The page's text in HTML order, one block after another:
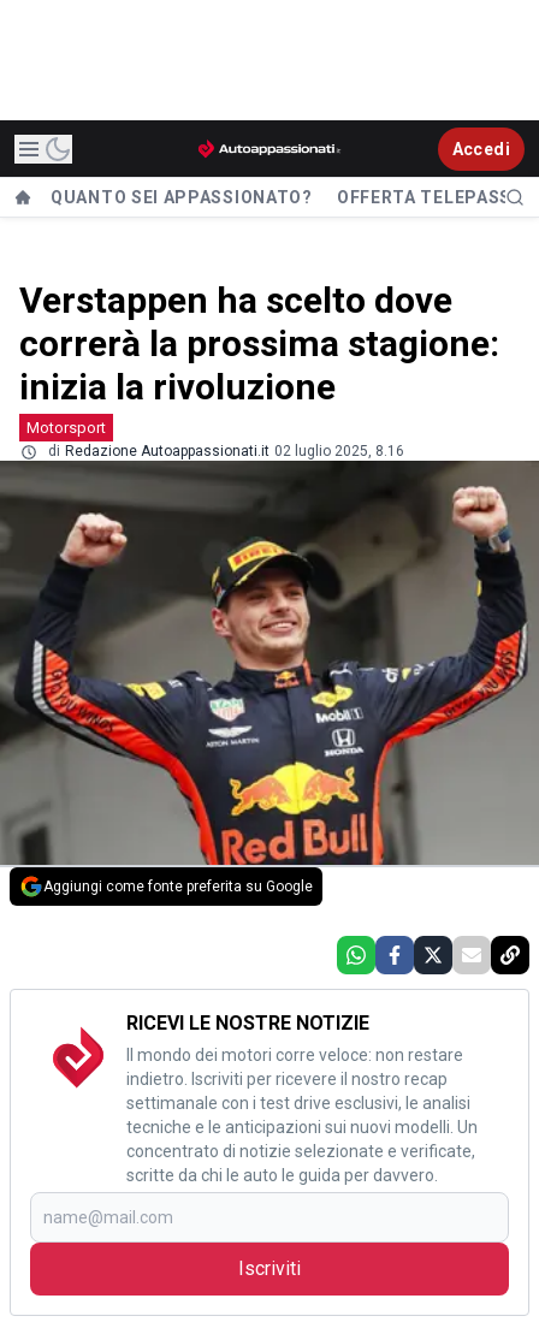
Accedi
QUANTO SEI APPASSIONATO? OFFERTA TELEPASS
Verstappen ha scelto dove
correrà la prossima stagione:
inizia la rivoluzione
Motorsport
di Redazione Autoappassionati.it 02 luglio 2025, 8.16
Aggiungi come fonte preferita su Google
RICEVI LE NOSTRE NOTIZIE
Il mondo dei motori corre veloce: non restare
indietro. Iscriviti per ricevere il nostro recap
settimanale con i test drive esclusivi, le analisi
tecniche e le anticipazioni sui nuovi modelli. Un
concentrato di notizie selezionate e verificate,
scritte da chi le auto le guida per davvero.
Iscriviti